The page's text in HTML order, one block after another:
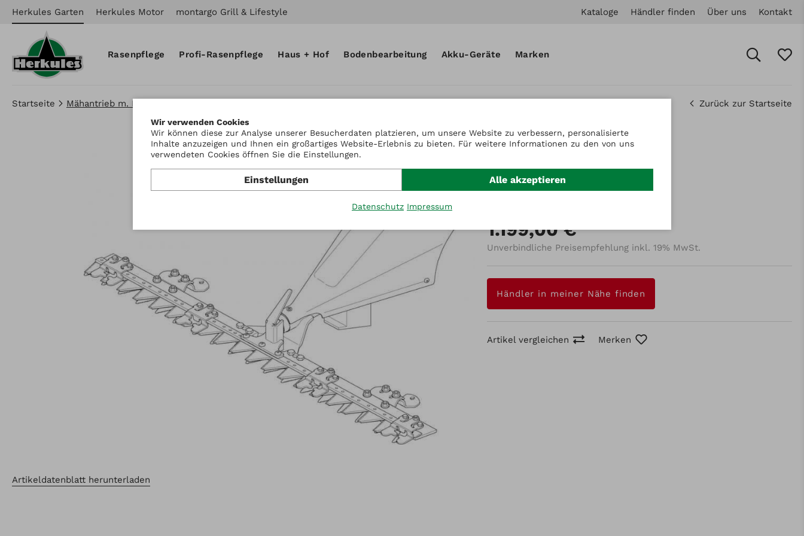
Herkules Garten Herkules Motor montargo Grill & Lifestyle Kataloge Händler finden Über uns Kontakt
Rasenpflege Profi-Rasenpflege Haus + Hof Bodenbearbeitung Akku-Geräte Marken
Startseite Mähantrieb m. Balken Zurück zur Startseite
Artikeldatenblatt herunterladen
Mähantrieb m. Balken
102cm
1.199,00 €
Unverbindliche Preisempfehlung inkl. 19% MwSt.
Händler in meiner Nähe finden
Artikel vergleichen Merken
Wir verwenden Cookies
Wir können diese zur Analyse unserer Besucherdaten platzieren, um unsere Website zu verbessern, personalisierte
Inhalte anzuzeigen und Ihnen ein großartiges Website-Erlebnis zu bieten. Für weitere Informationen zu den von uns
verwendeten Cookies öffnen Sie die Einstellungen.
Einstellungen Alle akzeptieren
Datenschutz Impressum